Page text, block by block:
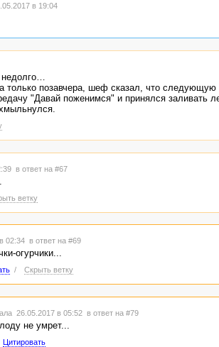
в 19:04
только позавчера, шеф сказал, что
"Давай поженимся" и принялся заливать
в ответ на #67
ветку
02:34 в ответ на #69
огурчики...
/ Скрыть ветку
26.05.2017 в 05:52 в ответ на #79
не умрет...
Цитировать